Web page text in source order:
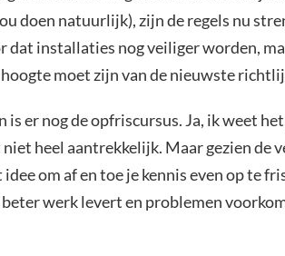
doen natuurlijk), zijn de regels nu
dat installaties nog veiliger worden,
moet zijn van de nieuwste
is er nog de opfriscursus. Ja, ik weet
heel aantrekkelijk. Maar gezien de
idee om af en toe je kennis even op te
werk levert en problemen